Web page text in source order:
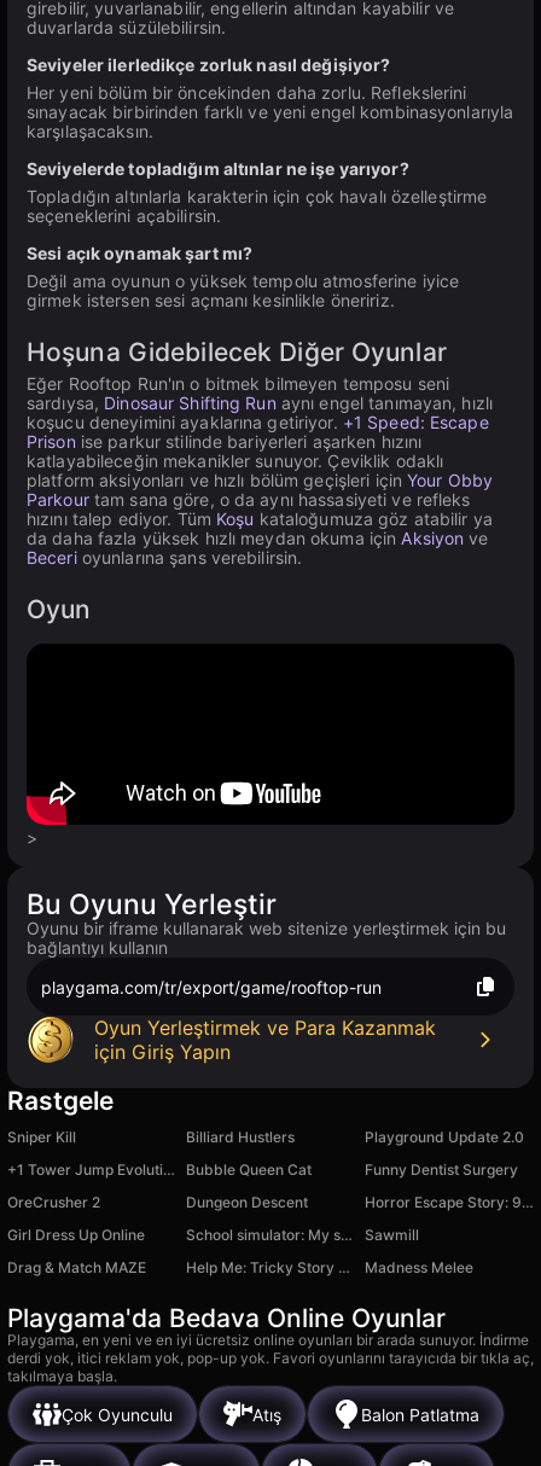
girebilir, yuvarlanabilir, engellerin altından kayabilir ve
duvarlarda süzülebilirsin.
Seviyeler ilerledikçe zorluk nasıl değişiyor?
Her yeni bölüm bir öncekinden daha zorlu. Reflekslerini
sınayacak birbirinden farklı ve yeni engel kombinasyonlarıyla
karşılaşacaksın.
Seviyelerde topladığım altınlar ne işe yarıyor?
Topladığın altınlarla karakterin için çok havalı özelleştirme
seçeneklerini açabilirsin.
Sesi açık oynamak şart mı?
Değil ama oyunun o yüksek tempolu atmosferine iyice
girmek istersen sesi açmanı kesinlikle öneririz.
Hoşuna Gidebilecek Diğer Oyunlar
Eğer Rooftop Run'ın o bitmek bilmeyen temposu seni
sardıysa, Dinosaur Shifting Run aynı engel tanımayan, hızlı
koşucu deneyimini ayaklarına getiriyor. +1 Speed: Escape
Prison ise parkur stilinde bariyerleri aşarken hızını
katlayabileceğin mekanikler sunuyor. Çeviklik odaklı
platform aksiyonları ve hızlı bölüm geçişleri içinYour Obby
Parkourtam sana göre, o da aynı hassasiyeti ve refleks
hızını talep ediyor. Tüm Koşu kataloğumuza göz atabilir ya
da daha fazla yüksek hızlı meydan okuma içinAksiyon ve
Becerioyunlarına şans verebilirsin.
Oyun
>
Bu Oyunu Yerleştir
Oyunu bir iframe kullanarak web sitenize yerleştirmek için bu
bağlantıyı kullanın
playgama.com/tr/export/game/rooftop-run
Oyun Yerleştirmek ve Para Kazanmak
için Giriş Yapın
Rastgele
Sniper Kill Billiard Hustlers
Playground Update 2.0
+1 Tower Jump Evolution | Obby Mode
Bubble Queen Cat
Funny Dentist Surgery
OreCrusher 2
Dungeon Descent
Horror Escape Story: 99 Nights
Girl Dress Up Online
School simulator: My school
Sawmill
Drag & Match MAZE
Help Me: Tricky Story of Puzzles Madness Melee
Playgama'da Bedava Online Oyunlar
Playgama, en yeni ve en iyi ücretsiz online oyunları bir arada sunuyor. İndirme
derdi yok, itici reklam yok, pop-up yok. Favori oyunlarını tarayıcıda bir tıkla aç,
takılmaya başla.
Çok Oyunculu Atış Balon Patlatma